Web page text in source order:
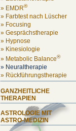
» EMDR®
» Farbtest nach Lüscher
» Focusing
» Gesprächstherapie
» Hypnose
» Kinesiologie
» Metabolic Balance®
» Neuraltherapie
» Rückführungstherapie
GANZHEITLICHE
THERAPIEN
ASTROLOGIE MIT
ASTRO-MEDIZIN